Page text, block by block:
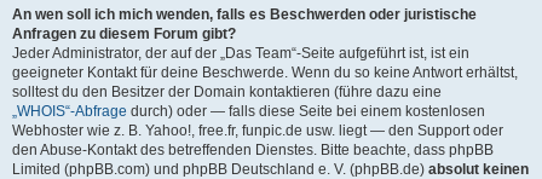
An wen soll ich mich wenden, falls es Beschwerden oder juristische
Anfragen zu diesem Forum gibt?
Jeder Administrator, der auf der „Das Team“-Seite aufgeführt ist, ist ein
geeigneter Kontakt für deine Beschwerde. Wenn du so keine Antwort erhältst,
solltest du den Besitzer der Domain kontaktieren (führe dazu eine
„WHOIS“-Abfrage durch) oder — falls diese Seite bei einem kostenlosen
Webhoster wie z. B. Yahoo!, free.fr, funpic.de usw. liegt — den Support oder
den Abuse-Kontakt des betreffenden Dienstes. Bitte beachte, dass phpBB
Limited (phpBB.com) und phpBB Deutschland e. V. (phpBB.de) absolut keinen